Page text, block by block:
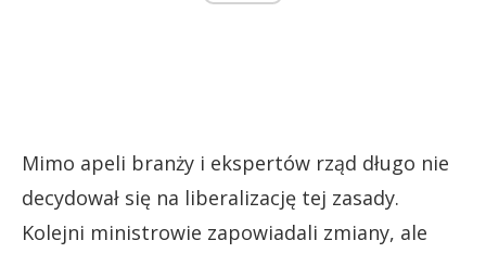
Mimo apeli branży i ekspertów rząd długo nie
decydował się na liberalizację tej zasady.
Kolejni ministrowie zapowiadali zmiany, ale